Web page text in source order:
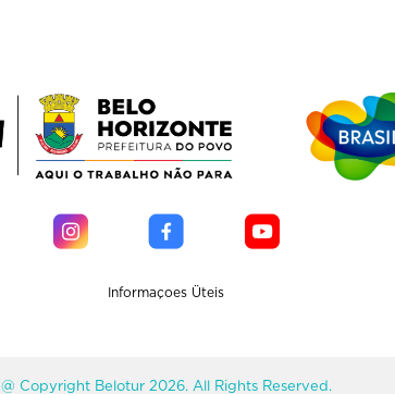
Informaçoes Üteis
@ Copyright Belotur 2026. All Rights Reserved.